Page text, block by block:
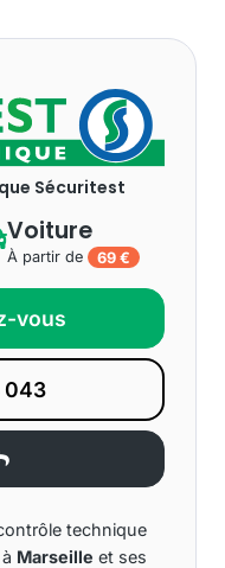
Sécuritest
Voiture
À partir de 69 €
vous
043
technique
Marseille et ses